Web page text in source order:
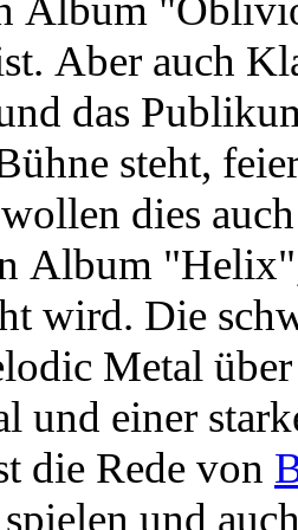
Aber auch
das
steht,
wollen dies
Album
wird. Die
Metal
und einer
die Rede von
und